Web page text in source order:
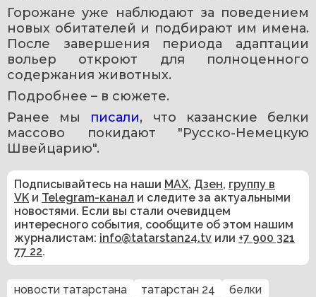
Горожане уже наблюдают за поведением
новых обитателей и подбирают им имена.
После завершения периода адаптации
вольер откроют для полноценного
содержания животных.
Подробнее – в сюжете.
Ранее мы писали, что казанские белки
массово покидают "Русско-Немецкую
Швейцарию".
Подписывайтесь на наши MAX, Дзен, группу в
VK и Telegram-канал и следите за актуальными
новостями. Если вы стали очевидцем
интересного события, сообщите об этом нашим
журналистам: info@tatarstan24.tv или +7 900 321
77 22.
новости татарстана татарстан 24
белки